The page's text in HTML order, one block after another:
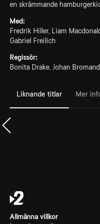
en skrämmande
Med:
Fredrik Hiller, Liam
Gabriel Freilich
Regissör:
Bonita Drake, Johan
Liknande titlar Mer
Allmänna villkor